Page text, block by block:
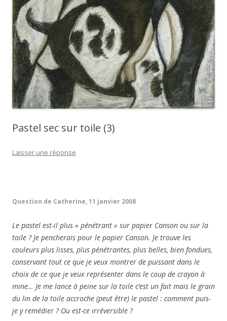
Pastel sec sur toile (3)
Laisser une réponse
Question de Catherine, 11 janvier 2008
Le pastel est-il plus « pénétrant » sur papier Canson ou sur la
toile ? Je pencherais pour le papier Canson. Je trouve les
couleurs plus lisses, plus pénétrantes, plus belles, bien fondues,
conservant tout ce que je veux montrer de puissant dans le
choix de ce que je veux représenter dans le coup de crayon à
mine… Je me lance à peine sur la toile c’est un fait mais le grain
du lin de la toile accroche (peut être) le pastel : comment puis-
je y remédier ? Ou est-ce irréversible ?